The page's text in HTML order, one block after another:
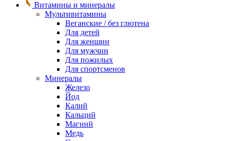
Витамины и минералы
Мультивитамины
Веганские / без глютена
Для детей
Для женщин
Для мужчин
Для пожилых
Для спортсменов
Минералы
Железо
Йод
Калий
Кальций
Магний
Медь